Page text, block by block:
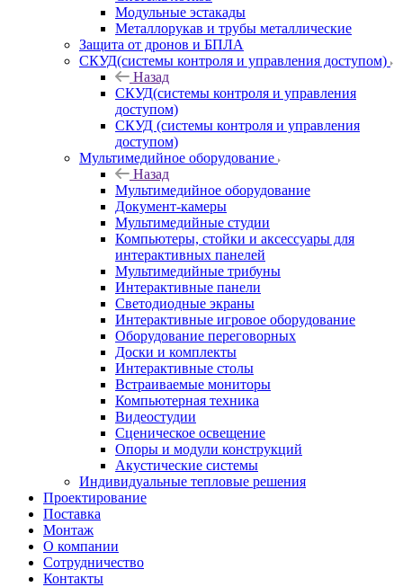
Модульные эстакады
Металлорукав и трубы металлические
Защита от дронов и БПЛА
СКУД(системы контроля и управления доступом)
Назад
СКУД(системы контроля и управления
доступом)
СКУД (системы контроля и управления
доступом)
Мультимедийное оборудование
Назад
Мультимедийное оборудование
Документ-камеры
Мультимедийные студии
Компьютеры, стойки и аксессуары для
интерактивных панелей
Мультимедийные трибуны
Интерактивные панели
Светодиодные экраны
Интерактивные игровое оборудование
Оборудование переговорных
Доски и комплекты
Интерактивные столы
Встраиваемые мониторы
Компьютерная техника
Видеостудии
Cценическое освещение
Опоры и модули конструкций
Акустические системы
Индивидуальные тепловые решения
Проектирование
Поставка
Монтаж
О компании
Сотрудничество
Контакты